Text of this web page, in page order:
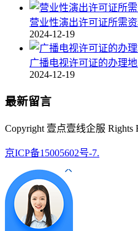
营业性演出许可证所需
2024-12-19
广播电视许可证的办理
2024-12-19
最新留言
Copyright 壹点壹线企服 Rights
京ICP备15005602号-7.